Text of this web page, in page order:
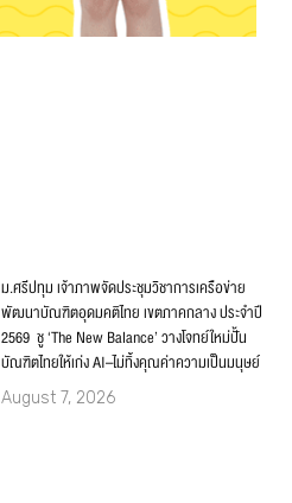
ม.ศรีปทุม เจ้าภาพจัดประชุมวิชาการเครือข่าย
พัฒนาบัณฑิตอุดมคติไทย เขตภาคกลาง ประจำปี
2569 ชู ‘The New Balance’ วางโจทย์ใหม่ปั้น
บัณฑิตไทยให้เก่ง AI–ไม่ทิ้งคุณค่าความเป็นมนุษย์
August 7, 2026